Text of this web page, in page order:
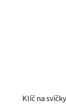
Klíč na